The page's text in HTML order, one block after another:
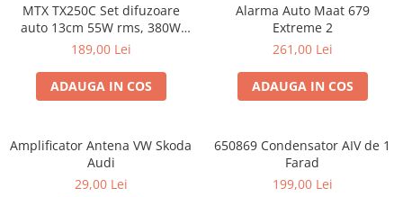
MTX TX250C Set difuzoare
auto 13cm 55W rms, 380W
peak
189,00 Lei
ADAUGA IN COS
Alarma Auto Maat 679
Extreme 2
261,00 Lei
ADAUGA IN COS
Amplificator Antena VW Skoda
Audi
29,00 Lei
650869 Condensator AIV de 1
Farad
199,00 Lei